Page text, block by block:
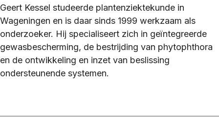
Geert Kessel studeerde plantenziektekunde in
Wageningen en is daar sinds 1999 werkzaam als
onderzoeker. Hij specialiseert zich in geïntegreerde
gewasbescherming, de bestrijding van phytophthora
en de ontwikkeling en inzet van beslissing
ondersteunende systemen.